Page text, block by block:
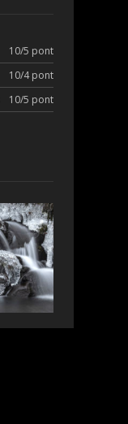
10/5 pont
10/4 pont
10/5 pont